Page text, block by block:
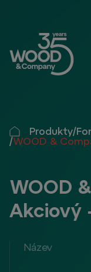
Produkty/
/WOOD &
WOOD
Akciový
Název